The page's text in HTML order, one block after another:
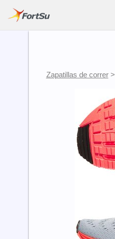
Zapatillas de correr>